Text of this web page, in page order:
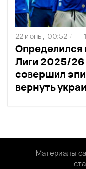
Определился
Лиги 2025/26
совершил
вернуть
22 июнь , 00:52 /
Материалы